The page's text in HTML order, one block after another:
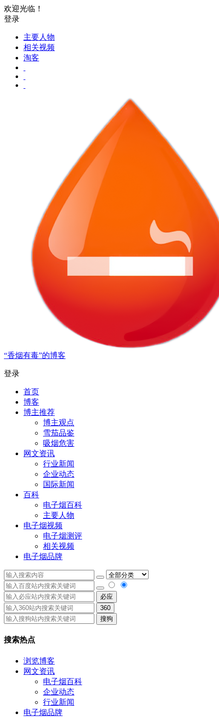
欢迎光临！
登录
主要人物
相关视频
淘客
“香烟有毒”的博客
登录
首页
博客
博主推荐
博主观点
雪茄品鉴
吸烟危害
网文资讯
行业新闻
企业动态
国际新闻
百科
电子烟百科
主要人物
电子烟视频
电子烟测评
相关视频
电子烟品牌
必应
360
搜狗
搜索热点
浏览博客
网文资讯
电子烟百科
企业动态
行业新闻
电子烟品牌